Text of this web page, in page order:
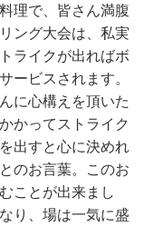
理で、皆さん満腹
ング大会は、私実
ライクが出ればボ
ービスされます。
に心構えを頂いた
かってストライク
出すと心に決めれ
のお言葉。このお
ことが出来まし
り、場は一気に盛